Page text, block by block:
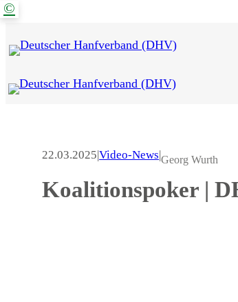
Zum
springen
©
22.03.2025|Video-News|Georg Wurth
Koalitionspoker |